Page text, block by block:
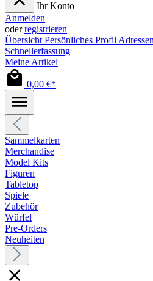
Ihr Konto
Anmelden
oderregistrieren
Übersicht Persönliches Profil Adressen
Schnellerfassung
Meine Artikel
0,00 €*
Sammelkarten
Merchandise
Model Kits
Figuren
Tabletop
Spiele
Zubehör
Würfel
Pre-Orders
Neuheiten